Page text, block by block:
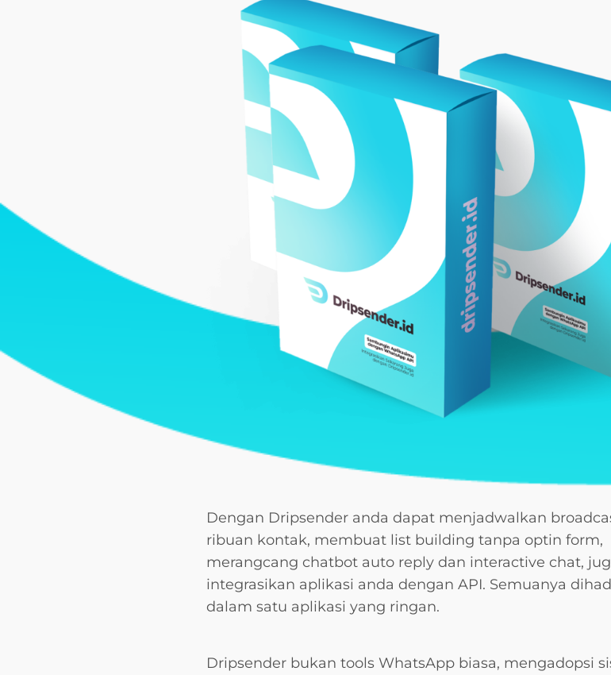
Dengan Dripsender anda dapat menjadwalkan
ribuan kontak, membuat list building tanpa optin form,
merangcang chatbot auto reply dan interactive chat,
integrasikan aplikasi anda dengan API. Semuanya
dalam satu aplikasi yang ringan.
Dripsender bukan tools WhatsApp biasa, mengadopsi